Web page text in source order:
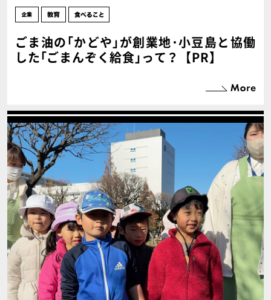
ごま油の｢かどや｣が創業地･小豆島と協働
した｢ごまんぞく給食｣って？【PR】